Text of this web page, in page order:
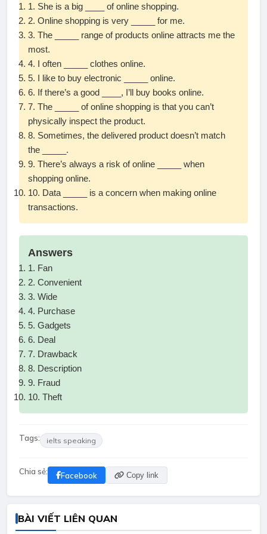
1. She is a big ____ of online shopping.
2. Online shopping is very _____ for me.
3. The _____ range of products online attracts me the
most.
4. I often _____ clothes online.
5. I like to buy electronic _____ online.
6. If there’s a good ____, I’ll buy books online.
7. The _____ of online shopping is that you can’t
physically inspect the product.
8. Sometimes, the delivered product doesn’t match
the _____.
9. There’s always a risk of online _____ when
shopping online.
10. Data _____ is a concern when making online
transactions.
Answers
1. Fan
2. Convenient
3. Wide
4. Purchase
5. Gadgets
6. Deal
7. Drawback
8. Description
9. Fraud
10. Theft
Tags: ielts speaking
Chia sẻ: Facebook Copy link
BÀI VIẾT LIÊN QUAN